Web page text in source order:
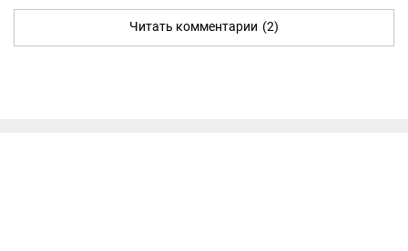
Читать комментарии (2)